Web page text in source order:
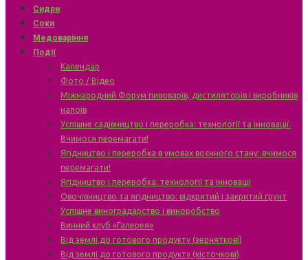
Сидри
Соки
Медоваріння
Події
Календар
Фото / Відео
Міжнародний Форум пивоварів, дистиляторів і виробників
напоїв
Успішне садівництво і переробка: технології та інновації.
Вчимося перемагати!
Ягідництво і переробка в умовах воєнного стану: вчимося
перемагати!
Ягідництво і переробка: технології та інновації
Овочівництво та ягідництво: відкритий і закритий ґрунт
Успішне виноградарство і виноробство
Винний клуб «Галерея»
Від землі до готового продукту (зерняткові)
Від землі до готового продукту (кісточкові)